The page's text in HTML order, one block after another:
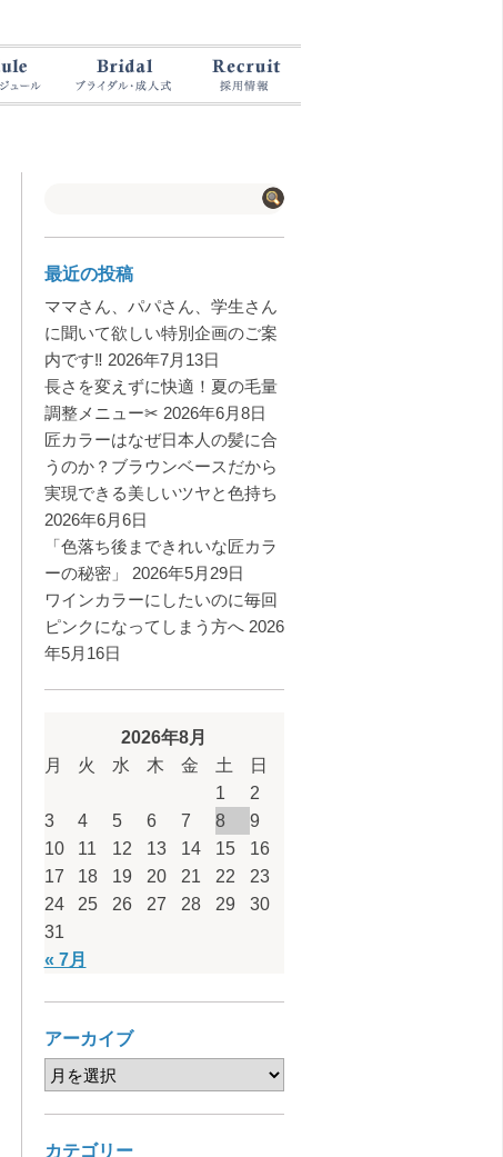
最近の投稿
ママさん、パパさん、学生さん
に聞いて欲しい特別企画のご案
内です‼️ 2026年7月13日
長さを変えずに快適！夏の毛量
調整メニュー✂︎ 2026年6月8日
匠カラーはなぜ日本人の髪に合
うのか？ブラウンベースだから
実現できる美しいツヤと色持ち
2026年6月6日
「色落ち後まできれいな匠カラ
ーの秘密」
2026年5月29日
ワインカラーにしたいのに毎回
ピンクになってしまう方へ 2026
年5月16日
2026年8月
月
火 水 木 金 土 日
« 7月
1
2
3
4 5 6 7 8
9
10
11 12 13 14 15
16
17
18 19 20 21 22
23
24
25 26 27 28 29
30
31
アーカイブ
カテゴリー